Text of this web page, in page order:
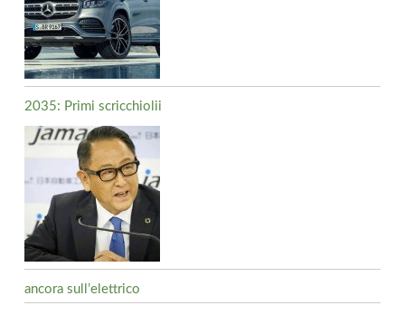
2035: Primi scricchiolii
ancora sull’elettrico